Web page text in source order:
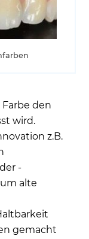
den
wird.
z.B.
-
alte
gemacht